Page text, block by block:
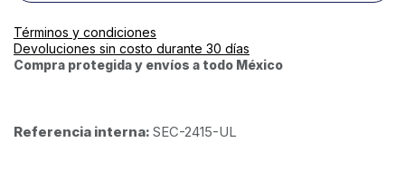
Términos y condiciones
Devoluciones sin costo durante 30 días
Compra protegida y envíos a todo México
Referencia interna: SEC-2415-UL